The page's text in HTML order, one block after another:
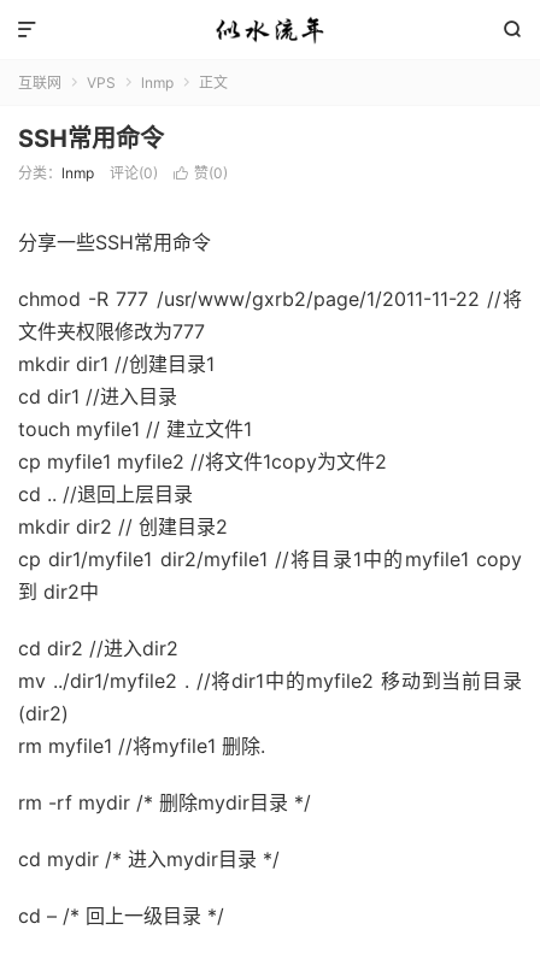


互联网  VPS  lnmp  正文
SSH常用命令
分类： lnmp 评论(0)  赞(0)
分享一些SSH常用命令
chmod -R 777 /usr/www/gxrb2/page/1/2011-11-22 //将
文件夹权限修改为777
mkdir dir1 //创建目录1
cd dir1 //进入目录
touch myfile1 // 建立文件1
cp myfile1 myfile2 //将文件1copy为文件2
cd .. //退回上层目录
mkdir dir2 // 创建目录2
cp dir1/myfile1 dir2/myfile1 //将目录1中的myfile1 copy
到 dir2中
cd dir2 //进入dir2
mv ../dir1/myfile2 . //将dir1中的myfile2 移动到当前目录
(dir2)
rm myfile1 //将myfile1 删除.
rm -rf mydir /* 删除mydir目录 */
cd mydir /* 进入mydir目录 */
cd – /* 回上一级目录 */